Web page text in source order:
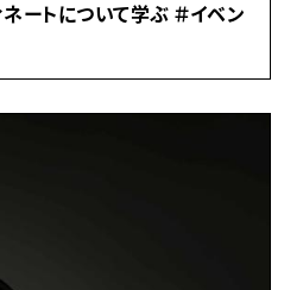
ートについて学ぶ ＃イベン